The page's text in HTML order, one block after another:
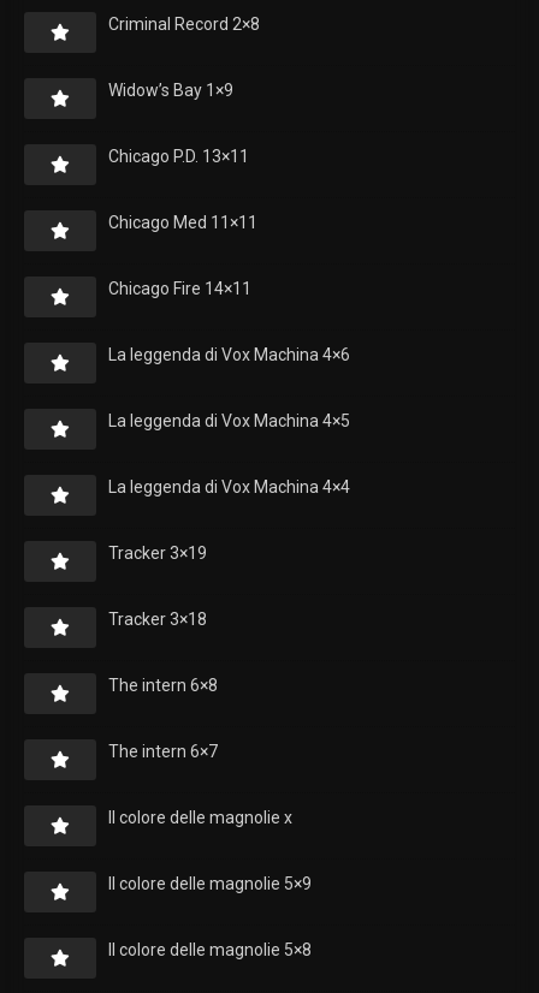
Criminal Record 2×8
Widow’s Bay 1×9
Chicago P.D. 13×11
Chicago Med 11×11
Chicago Fire 14×11
La leggenda di Vox Machina 4×6
La leggenda di Vox Machina 4×5
La leggenda di Vox Machina 4×4
Tracker 3×19
Tracker 3×18
The intern 6×8
The intern 6×7
Il colore delle magnolie x
Il colore delle magnolie 5×9
Il colore delle magnolie 5×8